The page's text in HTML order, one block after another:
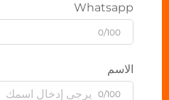
Whatsapp
0/100
الاسم
0/100